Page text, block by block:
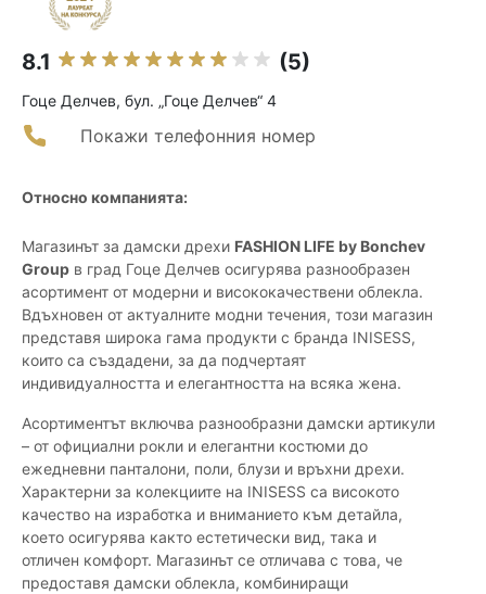
8.1 (5)
Гоце Делчев, бул. „Гоце Делчев“ 4
Покажи телефонния номер
Относно компанията:
Магазинът за дамски дрехи FASHION LIFE by Bonchev
Group в град Гоце Делчев осигурява разнообразен
асортимент от модерни и висококачествени облекла.
Вдъхновен от актуалните модни течения, този магазин
представя широка гама продукти с бранда INISESS,
които са създадени, за да подчертаят
индивидуалността и елегантността на всяка жена.
Асортиментът включва разнообразни дамски артикули
– от официални рокли и елегантни костюми до
ежедневни панталони, поли, блузи и връхни дрехи.
Характерни за колекциите на INISESS са високото
качество на изработка и вниманието към детайла,
което осигурява както естетически вид, така и
отличен комфорт. Магазинът се отличава с това, че
предоставя дамски облекла, комбиниращи